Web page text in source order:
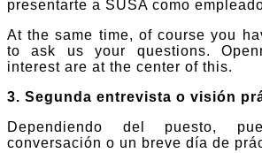
presentarte a SUSA como
At the same time, of course you
to ask us your questions.
interest are at the center of this.
3. Segunda entrevista o visión
Dependiendo del puesto,
conversación o un breve día de